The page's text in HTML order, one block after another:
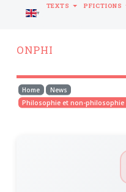
ONPHI
Home
News
Philosophie et non-philosophie
LANGUAGE
TEXTS PFICTIONS